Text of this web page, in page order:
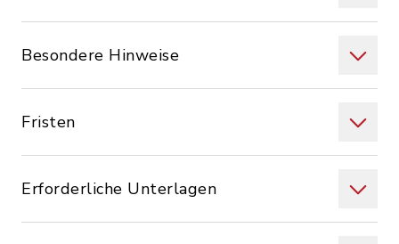
Besondere Hinweise
Fristen
Erforderliche Unterlagen